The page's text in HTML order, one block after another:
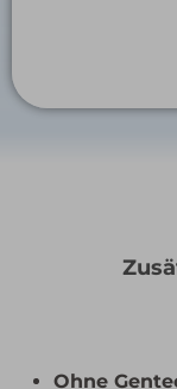
Ohne